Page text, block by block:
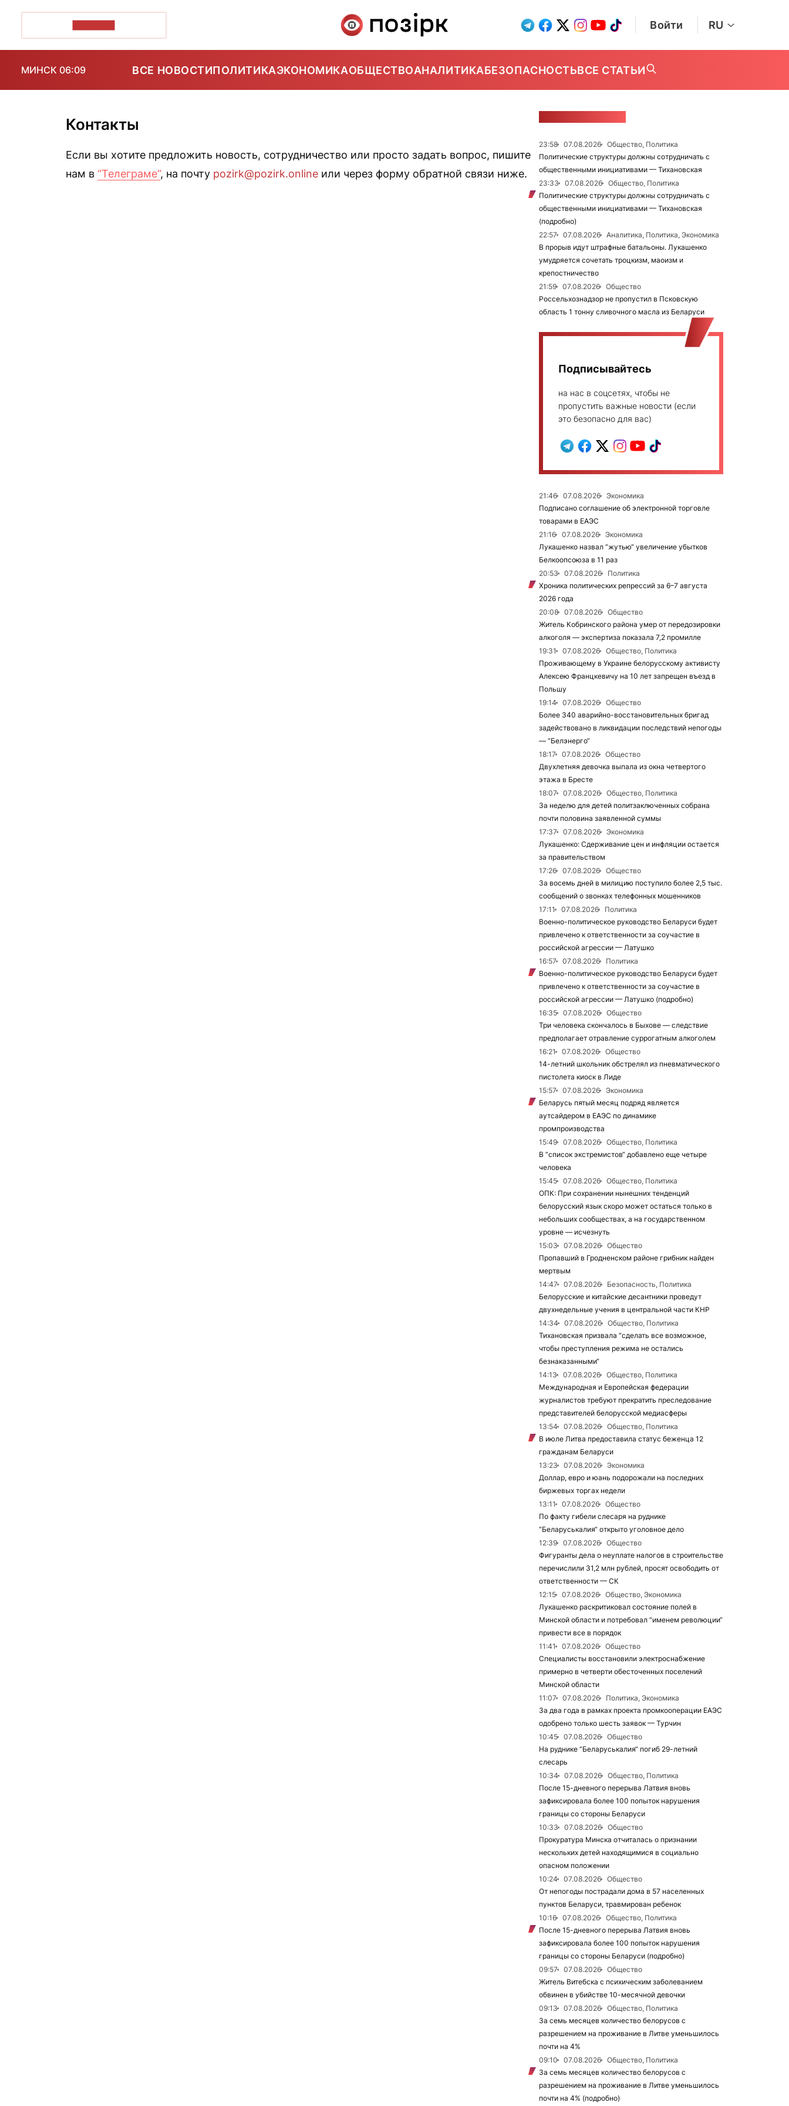
Войти RU
МИНСК 06:09 ВСЕ НОВОСТИПОЛИТИКАЭКОНОМИКАОБЩЕСТВОАНАЛИТИКАБЕЗОПАСНОСТЬВСЕ СТАТЬИ
Контакты
Если вы хотите предложить новость, сотрудничество или просто задать вопрос, пишите
нам в “Телеграме“, на почту pozirk@pozirk.online или через форму обратной связи ниже.
23:58 07.08.2026
Общество, Политика
Политические структуры должны сотрудничать с
общественными инициативами — Тихановская
23:33
07.08.2026
Общество, Политика
Политические структуры должны сотрудничать с
общественными инициативами — Тихановская
(подробно)
22:57
07.08.2026
Аналитика, Политика, Экономика
В прорыв идут штрафные батальоны. Лукашенко
умудряется сочетать троцкизм, маоизм и
крепостничество
21:59
07.08.2026
Общество
Россельхознадзор не пропустил в Псковскую
область 1 тонну сливочного масла из Беларуси
Подписывайтесь
на нас в соцсетях, чтобы не
пропустить важные новости (если
это безопасно для вас)
21:46 07.08.2026
Экономика
Подписано соглашение об электронной торговле
товарами в ЕАЭС
21:16
07.08.2026
Экономика
Лукашенко назвал “жутью“ увеличение убытков
Белкоопсоюза в 11 раз
20:53
07.08.2026
Политика
Хроника политических репрессий за 6–7 августа
2026 года
20:08
07.08.2026
Общество
Житель Кобринского района умер от передозировки
алкоголя — экспертиза показала 7,2 промилле
19:31
07.08.2026
Общество, Политика
Проживающему в Украине белорусскому активисту
Алексею Францкевичу на 10 лет запрещен въезд в
Польшу
19:14
07.08.2026
Общество
Более 340 аварийно-восстановительных бригад
задействовано в ликвидации последствий непогоды
— “Белэнерго“
18:17
07.08.2026
Общество
Двухлетняя девочка выпала из окна четвертого
этажа в Бресте
18:07
07.08.2026
Общество, Политика
За неделю для детей политзаключенных собрана
почти половина заявленной суммы
17:37
07.08.2026
Экономика
Лукашенко: Сдерживание цен и инфляции остается
за правительством
17:26
07.08.2026
Общество
За восемь дней в милицию поступило более 2,5 тыс.
сообщений о звонках телефонных мошенников
17:11
07.08.2026
Политика
Военно-политическое руководство Беларуси будет
привлечено к ответственности за соучастие в
российской агрессии — Латушко
16:57
07.08.2026
Политика
Военно-политическое руководство Беларуси будет
привлечено к ответственности за соучастие в
российской агрессии — Латушко (подробно)
16:35
07.08.2026
Общество
Три человека скончалось в Быхове — следствие
предполагает отравление суррогатным алкоголем
16:21
07.08.2026
Общество
14-летний школьник обстрелял из пневматического
пистолета киоск в Лиде
15:57
07.08.2026
Экономика
Беларусь пятый месяц подряд является
аутсайдером в ЕАЭС по динамике
промпроизводства
15:49
07.08.2026
Общество, Политика
В “список экстремистов“ добавлено еще четыре
человека
15:45
07.08.2026
Общество, Политика
ОПК: При сохранении нынешних тенденций
белорусский язык скоро может остаться только в
небольших сообществах, а на государственном
уровне — исчезнуть
15:03
07.08.2026
Общество
Пропавший в Гродненском районе грибник найден
мертвым
14:47
07.08.2026
Безопасность, Политика
Белорусские и китайские десантники проведут
двухнедельные учения в центральной части КНР
14:34
07.08.2026
Общество, Политика
Тихановская призвала “сделать все возможное,
чтобы преступления режима не остались
безнаказанными“
14:13
07.08.2026
Общество, Политика
Международная и Европейская федерации
журналистов требуют прекратить преследование
представителей белорусской медиасферы
13:54
07.08.2026
Общество, Политика
В июле Литва предоставила статус беженца 12
гражданам Беларуси
13:23
07.08.2026
Экономика
Доллар, евро и юань подорожали на последних
биржевых торгах недели
13:11
07.08.2026
Общество
По факту гибели слесаря на руднике
“Беларуськалия“ открыто уголовное дело
12:39
07.08.2026
Общество
Фигуранты дела о неуплате налогов в строительстве
перечислили 31,2 млн рублей, просят освободить от
ответственности — СК
12:15
07.08.2026
Общество, Экономика
Лукашенко раскритиковал состояние полей в
Минской области и потребовал “именем революции“
привести все в порядок
11:41
07.08.2026
Общество
Специалисты восстановили электроснабжение
примерно в четверти обесточенных поселений
Минской области
11:07
07.08.2026
Политика, Экономика
За два года в рамках проекта промкооперации ЕАЭС
одобрено только шесть заявок — Турчин
10:45
07.08.2026
Общество
На руднике “Беларуськалия“ погиб 29-летний
слесарь
10:34
07.08.2026
Общество, Политика
После 15-дневного перерыва Латвия вновь
зафиксировала более 100 попыток нарушения
границы со стороны Беларуси
10:33
07.08.2026
Общество
Прокуратура Минска отчиталась о признании
нескольких детей находящимися в социально
опасном положении
10:24
07.08.2026
Общество
От непогоды пострадали дома в 57 населенных
пунктов Беларуси, травмирован ребенок
10:16
07.08.2026
Общество, Политика
После 15-дневного перерыва Латвия вновь
зафиксировала более 100 попыток нарушения
границы со стороны Беларуси (подробно)
09:57
07.08.2026
Общество
Житель Витебска с психическим заболеванием
обвинен в убийстве 10-месячной девочки
09:13
07.08.2026
Общество, Политика
За семь месяцев количество белорусов с
разрешением на проживание в Литве уменьшилось
почти на 4%
09:10
07.08.2026
Общество, Политика
За семь месяцев количество белорусов с
разрешением на проживание в Литве уменьшилось
почти на 4% (подробно)